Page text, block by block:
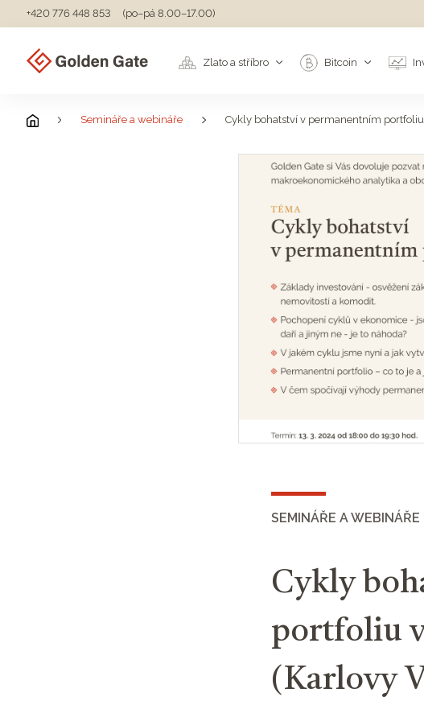
+420 776 448 853 (po–pá 8.00–17.00)
Zlato a stříbro Bitcoin
Semináře a webináře Cykly bohatství v permanentním
SEMINÁŘE A WEBINÁŘE
Cykly
portfoliu
(Karlovy